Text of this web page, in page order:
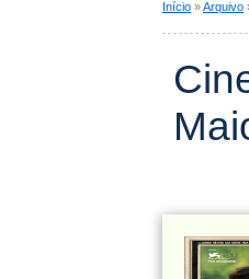
Início »Arquivo